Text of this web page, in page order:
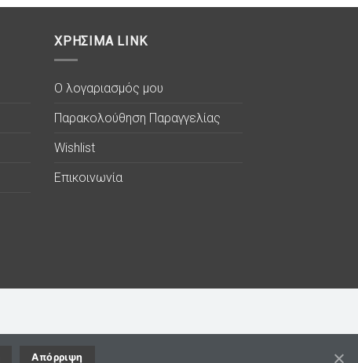
ΧΡΗΣΙΜΑ LINK
Ο λογαριασμός μου
Παρακολούθηση Παραγγελίας
Wishlist
Επικοινωνία
Απόρριψη